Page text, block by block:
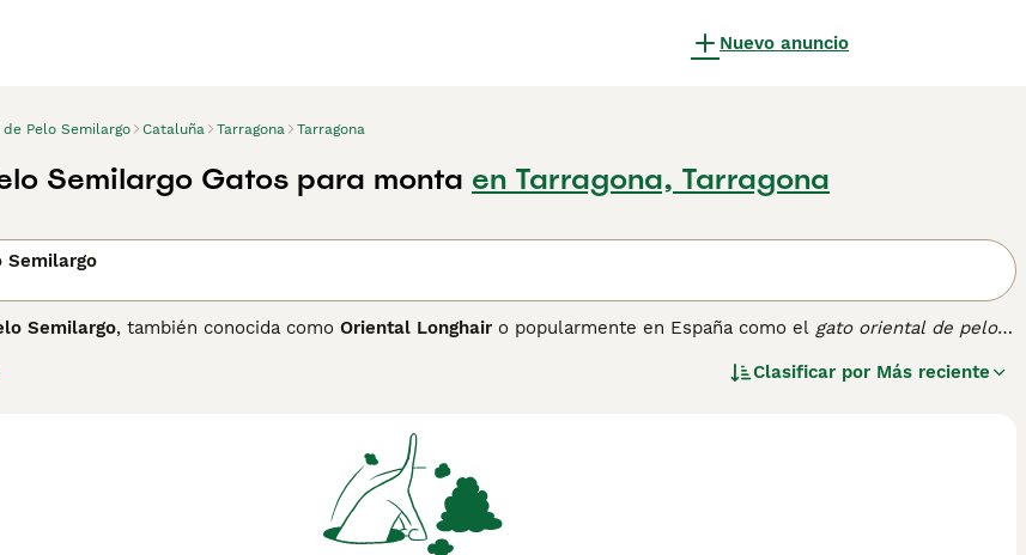
Nuevo anuncio
Pelo Semilargo Cataluña Tarragona Tarragona
Semilargo Gatos para monta en Tarragona, Tarragona
Semilargo
Semilargo, también conocida como Oriental Longhair o popularmente en España como el gato oriental de pelo
cuerpo esbelto, largo y musculoso, con pelaje semilargo, fino y sedoso, especialmente más abundante en el
verdes. En cuanto a su temperamento, es un gato muy activo, inteligente, extrovertido y vocal, que
y compañía, siendo ideal para hogares con tiempo para interacción continua. Su cuidado es relativamente
atención en higiene dental y una dieta equilibrada. Entre las palabras clave más buscadas en España podemos
«Oriental de pelo semilargo», «gato oriental características» y «gato oriental cuidado». Este felino es
buscan un compañero juguetón y afectuoso que aporte dinamismo y elegancia a su hogar.
Clasificar por Más reciente